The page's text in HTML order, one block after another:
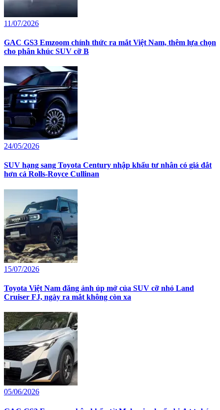
11/07/2026
GAC GS3 Emzoom chính thức ra mắt Việt Nam, thêm lựa chọn
cho phân khúc SUV cỡ B
24/05/2026
SUV hạng sang Toyota Century nhập khẩu tư nhân có giá đắt
hơn cả Rolls-Royce Cullinan
15/07/2026
Toyota Việt Nam đăng ảnh úp mở của SUV cỡ nhỏ Land
Cruiser FJ, ngày ra mắt không còn xa
05/06/2026